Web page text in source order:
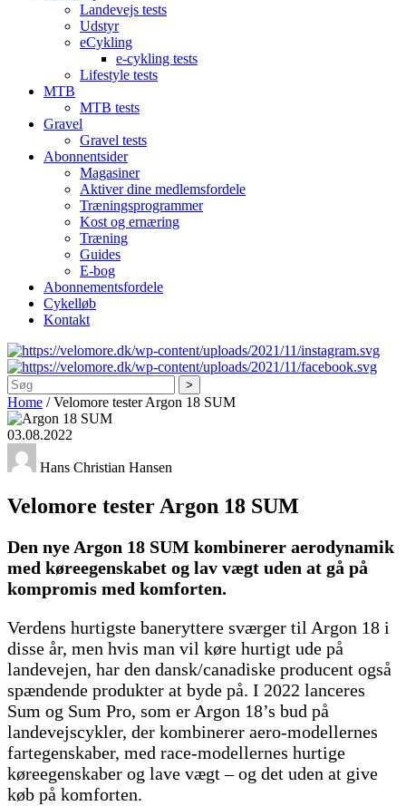
Landevejs tests
Udstyr
eCykling
e-cykling tests
Lifestyle tests
MTB
MTB tests
Gravel
Gravel tests
Abonnentsider
Magasiner
Aktiver dine medlemsfordele
Træningsprogrammer
Kost og ernæring
Træning
Guides
E-bog
Abonnementsfordele
Cykelløb
Kontakt
Søg
Home /Velomore tester Argon 18 SUM
03.08.2022
Hans Christian Hansen
Velomore tester Argon 18 SUM
Den nye Argon 18 SUM kombinerer aerodynamik
med køreegenskabet og lav vægt uden at gå på
kompromis med komforten.
Verdens hurtigste baneryttere sværger til Argon 18 i
disse år, men hvis man vil køre hurtigt ude på
landevejen, har den dansk/canadiske producent også
spændende produkter at byde på. I 2022 lanceres
Sum og Sum Pro, som er Argon 18’s bud på
landevejscykler, der kombinerer aero-modellernes
fartegenskaber, med race-modellernes hurtige
køreegenskaber og lave vægt – og det uden at give
køb på komforten.